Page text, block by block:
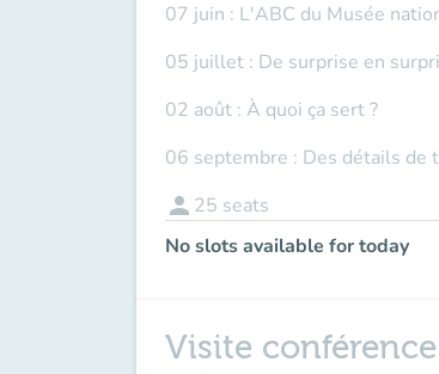
07 juin : L'ABC du Musée
05 juillet : De surprise en
02 août : À quoi ça sert ?
06 septembre : Des détails de
person 25 seats
No slots available for today
Visite